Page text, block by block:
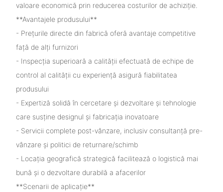
valoare economică prin reducerea costurilor de achiziție.
**Avantajele produsului**
- Prețurile directe din fabrică oferă avantaje competitive
față de alți furnizori
- Inspecția superioară a calității efectuată de echipe de
control al calității cu experiență asigură fiabilitatea
produsului
- Expertiză solidă în cercetare și dezvoltare și tehnologie
care susține designul și fabricația inovatoare
- Servicii complete post-vânzare, inclusiv consultanță pre-
vânzare și politici de returnare/schimb
- Locația geografică strategică facilitează o logistică mai
bună și o dezvoltare durabilă a afacerilor
**Scenarii de aplicație**